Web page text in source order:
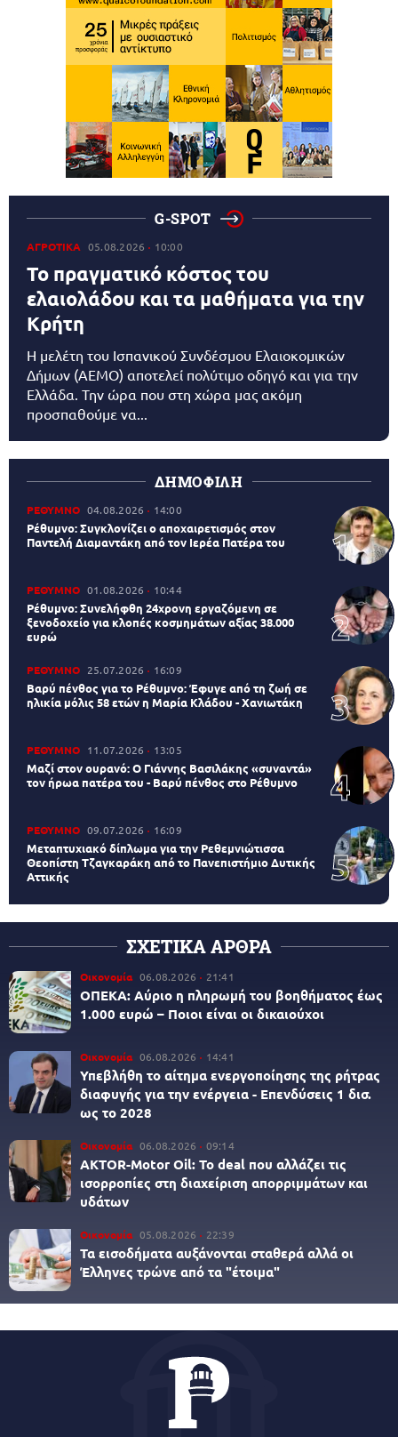
G-SPOT
ΑΓΡΟΤΙΚΑ 05.08.2026 10:00
Το πραγματικό κόστος του
ελαιολάδου και τα μαθήματα για την
Κρήτη
Η μελέτη του Ισπανικού Συνδέσμου Ελαιοκομικών
Δήμων (AEMO) αποτελεί πολύτιμο οδηγό και για την
Ελλάδα. Την ώρα που στη χώρα μας ακόμη
προσπαθούμε να...
ΔΗΜΟΦΙΛΗ
ΡΕΘΥΜΝΟ 04.08.2026 14:00
Ρέθυμνο: Συγκλονίζει ο αποχαιρετισμός στον
Παντελή Διαμαντάκη από τον Ιερέα Πατέρα του
ΡΕΘΥΜΝΟ 01.08.2026 10:44
Ρέθυμνο: Συνελήφθη 24χρονη εργαζόμενη σε
ξενοδοχείο για κλοπές κοσμημάτων αξίας 38.000
ευρώ
ΡΕΘΥΜΝΟ 25.07.2026 16:09
Βαρύ πένθος για το Ρέθυμνο: Έφυγε από τη ζωή σε
ηλικία μόλις 58 ετών η Μαρία Κλάδου - Χανιωτάκη
ΡΕΘΥΜΝΟ 11.07.2026 13:05
Μαζί στον ουρανό: Ο Γιάννης Βασιλάκης «συναντά»
τον ήρωα πατέρα του - Βαρύ πένθος στο Ρέθυμνο
ΡΕΘΥΜΝΟ 09.07.2026 16:09
Μεταπτυχιακό δίπλωμα για την Ρεθεμνιώτισσα
Θεοπίστη Τζαγκαράκη από το Πανεπιστήμιο Δυτικής
Αττικής
ΣΧΕΤΙΚΑ ΑΡΘΡΑ
Οικονομία 06.08.2026 21:41
ΟΠΕΚΑ: Αύριο η πληρωμή του βοηθήματος έως
1.000 ευρώ – Ποιοι είναι οι δικαιούχοι
Οικονομία 06.08.2026 14:41
Υπεβλήθη το αίτημα ενεργοποίησης της ρήτρας
διαφυγής για την ενέργεια - Επενδύσεις 1 δισ.
ως το 2028
Οικονομία 06.08.2026 09:14
AKTOR-Motor Oil: Το deal που αλλάζει τις
ισορροπίες στη διαχείριση απορριμμάτων και
υδάτων
Οικονομία 05.08.2026 22:39
Τα εισοδήματα αυξάνονται σταθερά αλλά οι
Έλληνες τρώνε από τα "έτοιμα"